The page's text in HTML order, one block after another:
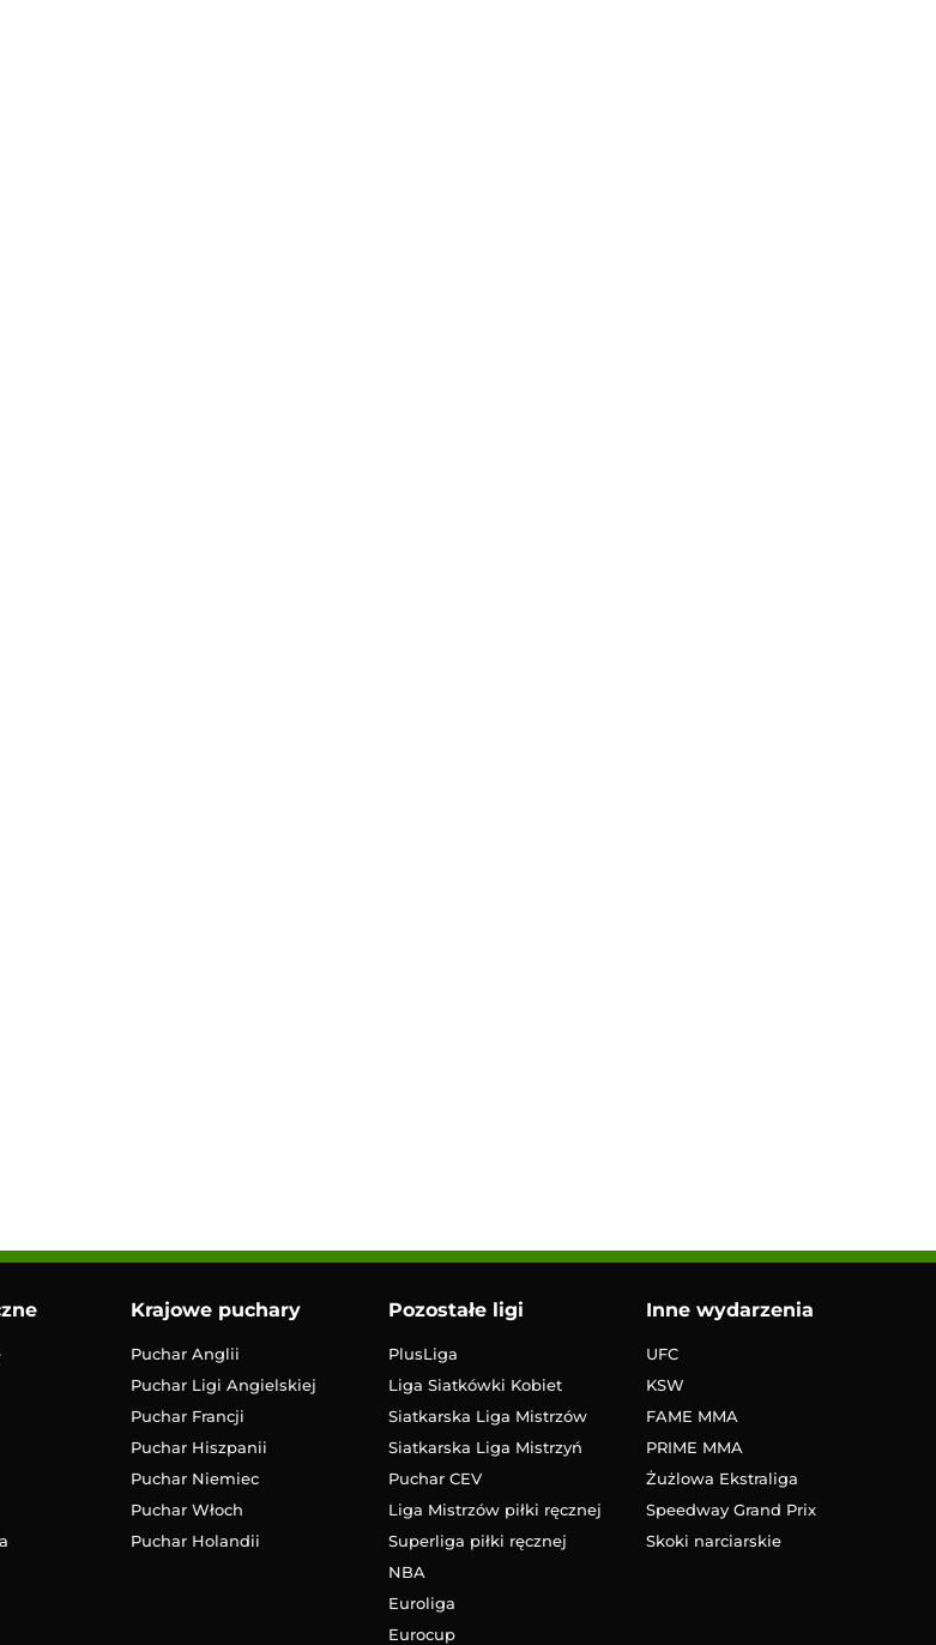
Krajowe puchary
Puchar Anglii
Puchar Ligi Angielskiej
Puchar Francji
Puchar Hiszpanii
Puchar Niemiec
Puchar Włoch
Puchar Holandii
Pozostałe ligi
PlusLiga
Liga Siatkówki Kobiet
Siatkarska Liga Mistrzów
Siatkarska Liga Mistrzyń
Puchar CEV
Liga Mistrzów piłki ręcznej
Superliga piłki ręcznej
NBA
Euroliga
Eurocup
Inne wydarzenia
UFC
KSW
FAME MMA
PRIME MMA
Żużlowa Ekstraliga
Speedway Grand Prix
Skoki narciarskie